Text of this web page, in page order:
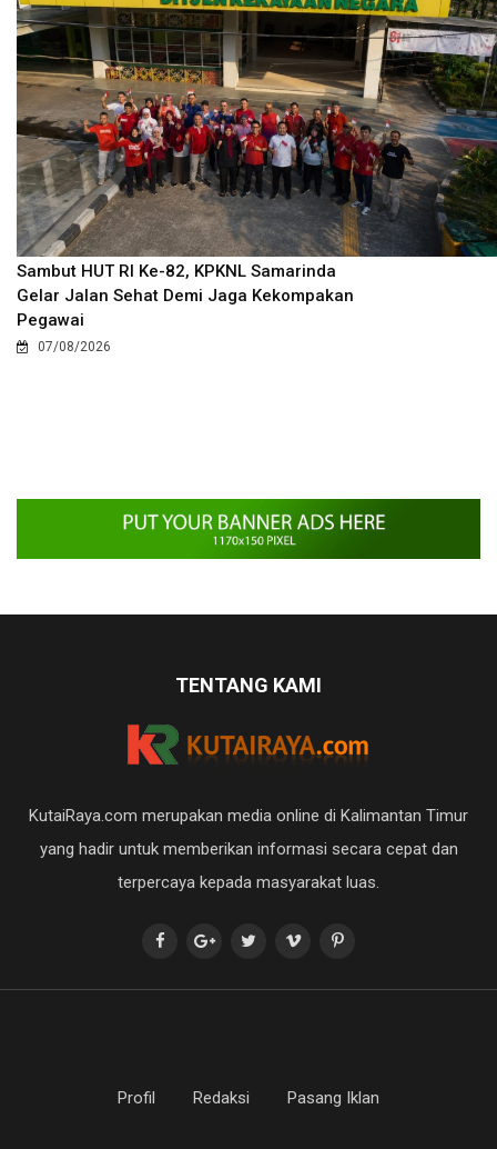
Sambut HUT RI Ke-82, KPKNL Samarinda
Gelar Jalan Sehat Demi Jaga Kekompakan
Pegawai
07/08/2026
TENTANG KAMI
KutaiRaya.com merupakan media online di Kalimantan Timur
yang hadir untuk memberikan informasi secara cepat dan
terpercaya kepada masyarakat luas.
Profil Redaksi Pasang Iklan